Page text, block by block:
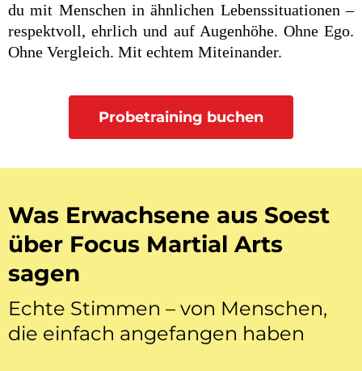
du mit Menschen in ähnlichen Lebenssituationen –
respektvoll, ehrlich und auf Augenhöhe. Ohne Ego.
Ohne Vergleich. Mit echtem Miteinander.
Probetraining buchen
Was Erwachsene aus Soest
über Focus Martial Arts
sagen
Echte Stimmen – von Menschen,
die einfach angefangen haben